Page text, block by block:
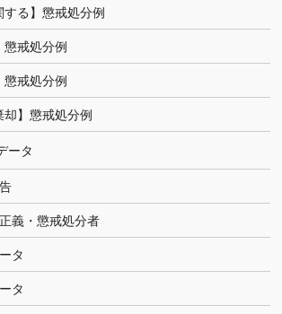
する】懲戒処分例
懲戒処分例
懲戒処分例
却】懲戒処分例
ータ
義・懲戒処分者
タ
タ